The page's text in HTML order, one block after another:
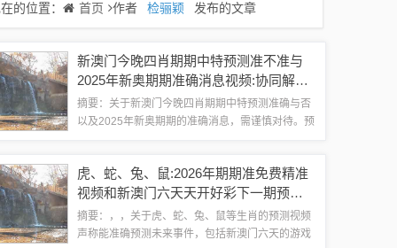
的位置： 首页 作者 检骊颖 发布的文章
新澳门今晚四肖期期中特预测准不准与
2025年新奥期期准确消息视频:协同解
答、解释与落实,小心夸大其辞
摘要：关于新澳门今晚四肖期期中特预测准确与否
以及2025年新奥期期的准确消息，需谨慎对待。预
息，需加以甄别，避免被不实信息误导。...
虎、蛇、兔、鼠:2026年期期准免费精准
视频和新澳门六天天开好彩下一期预测
手机85:个人释义、解释与落实,谨防虚假
美化陷阱
摘要：，，关于虎、蛇、兔、鼠等生肖的预测视频
声称能准确预测未来事件，包括新澳门六天的游戏